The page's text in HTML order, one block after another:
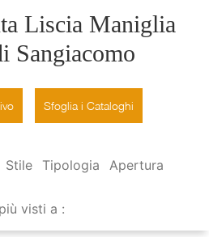
Liscia Maniglia
Sangiacomo
Sfoglia i Cataloghi
Stile Tipologia Apertura
visti a :